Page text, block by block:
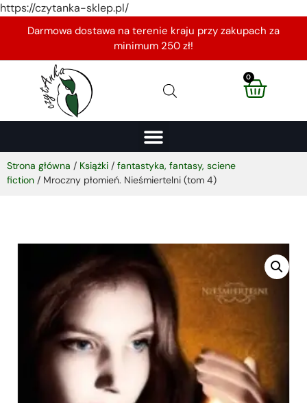
https://czytanka-sklep.pl/
Darmowa dostawa na terenie kraju przy zakupach za
minimum 250 zł!
0
Strona główna / Książki / fantastyka, fantasy, sciene
fiction / Mroczny płomień. Nieśmiertelni (tom 4)